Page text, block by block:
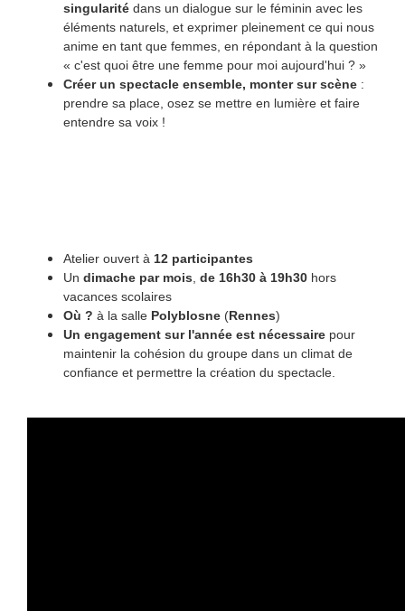
singularité dans un dialogue sur le féminin avec les
éléments naturels, et exprimer pleinement ce qui nous
anime en tant que femmes, en répondant à la question
« c'est quoi être une femme pour moi aujourd'hui ? »
Créer un spectacle ensemble, monter sur scène :
prendre sa place, osez se mettre en lumière et faire
entendre sa voix !
Atelier ouvert à 12 participantes
Un dimache par mois, de 16h30 à 19h30 hors
vacances scolaires
Où ? à la salle Polyblosne (Rennes)
Un engagement sur l'année est nécessaire pour
maintenir la cohésion du groupe dans un climat de
confiance et permettre la création du spectacle.